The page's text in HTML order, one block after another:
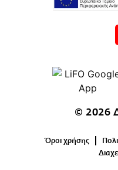
© 2026
Όροι χρήσης